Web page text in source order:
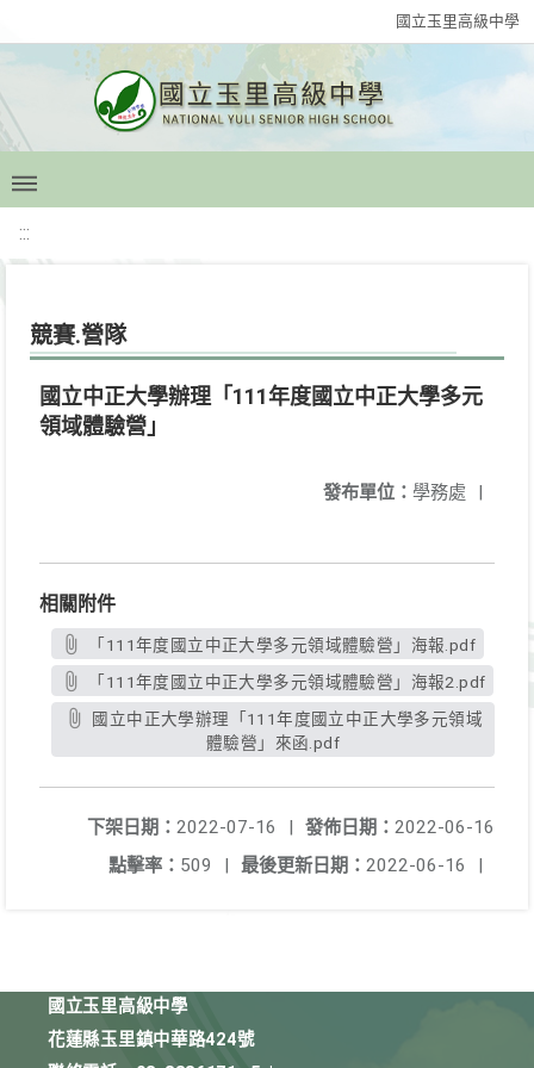
國立玉里高級中學
:::
競賽.營隊
國立中正大學辦理「111年度國立中正大學多元
領域體驗營」
發布單位： 學務處 |
相關附件
「111年度國立中正大學多元領域體驗營」海報.pdf
「111年度國立中正大學多元領域體驗營」海報2.pdf
體驗營」來函.pdf
發佈日期： 2022-06-16
下架日期： 2022-07-16
|
最後更新日期： 2022-06-16 |
點擊率： 509 |
國立玉里高級中學
花蓮縣玉里鎮中華路424號